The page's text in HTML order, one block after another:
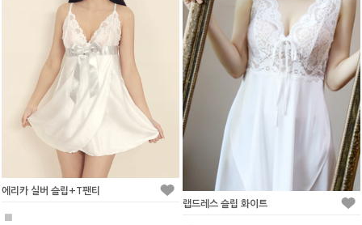
에리카 실버 슬립+T팬티
■
랩드레스 슬립 화이트